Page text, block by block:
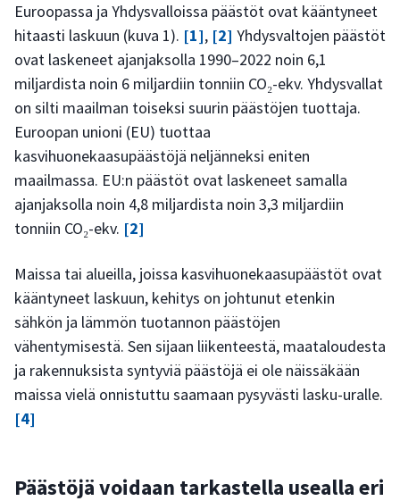
Euroopassa ja Yhdysvalloissa päästöt ovat kääntyneet
hitaasti laskuun (kuva 1). [1], [2] Yhdysvaltojen päästöt
ovat laskeneet ajanjaksolla 1990–2022 noin 6,1
miljardista noin 6 miljardiin tonniin CO₂-ekv. Yhdysvallat
on silti maailman toiseksi suurin päästöjen tuottaja.
Euroopan unioni (EU) tuottaa
kasvihuonekaasupäästöjä neljänneksi eniten
maailmassa. EU:n päästöt ovat laskeneet samalla
ajanjaksolla noin 4,8 miljardista noin 3,3 miljardiin
tonniin CO₂-ekv. [2]
Maissa tai alueilla, joissa kasvihuonekaasupäästöt ovat
kääntyneet laskuun, kehitys on johtunut etenkin
sähkön ja lämmön tuotannon päästöjen
vähentymisestä. Sen sijaan liikenteestä, maataloudesta
ja rakennuksista syntyviä päästöjä ei ole näissäkään
maissa vielä onnistuttu saamaan pysyvästi lasku-uralle.
[4]
Päästöjä voidaan tarkastella usealla eri